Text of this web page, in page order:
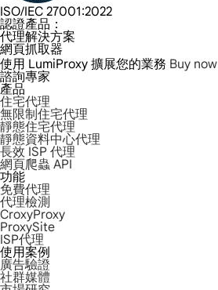
ISO/IEC 27001:2022
認證產品：
代理解決方案
網頁抓取器
使用 LumiProxy 擴展您的業務 Buy now
諮詢專家
產品
住宅代理
無限制住宅代理
靜態住宅代理
靜態資料中心代理
長效 ISP 代理
網頁爬蟲 API
功能
免費代理
代理檢測
CroxyProxy
ProxySite
ISP代理
使用案例
廣告驗證
社群媒體